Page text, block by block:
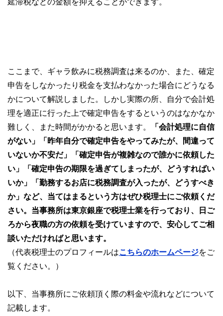
延滞税などの金額を抑えることができます。
ここまで、ギャラ飲みに税務調査は来るのか、また、確定
申告をしなかったり税金を支払わなかった場合にどうなる
かについて解説しました。しかし実際の所、自分で会計処
理を適正に行った上で確定申告をするというのはなかなか
難しく、また時間がかかると思います。
「会計処理に自信
がない」「昨年自分で確定申告をやってみたが、間違って
いないか不安だ」「確定申告が複雑なので誰かに依頼した
い」「確定申告の期限を過ぎてしまったが、どうすればい
いか」「勤務するお店に税務調査が入ったが、どうすべき
か」など、当てはまるという方はぜひ税理士にご依頼くだ
さい。当事務所は東京銀座で税理士業を行っており、日ご
ろから夜職の方の依頼を受けていますので、安心してご相
談いただければと思います。
（代表税理士のプロフィールはこちらのホームページをご
覧ください。）
以下、当事務所にご依頼頂く際の料金や流れなどについて
記載します。